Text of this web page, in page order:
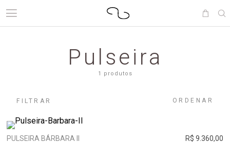
Pulseira
1 produtos
FILTRAR ORDENAR
PULSEIRA BÁRBARA II R$ 9.360,00